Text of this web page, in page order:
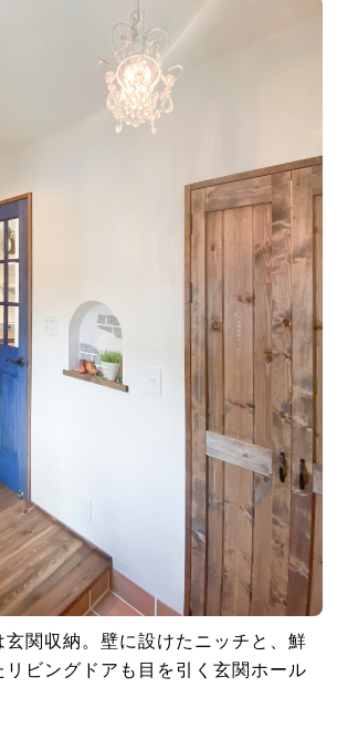
関収納。壁に設けたニッチと、鮮
ビングドアも目を引く玄関ホール